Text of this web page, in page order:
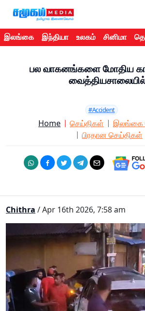
இலங்கை இந்தியா உலகம் சினிமா
பல வாகனங்களை மோதிய
#Accident
Home செய்திகள்
இலங்கை
பிரதான செய்திகள்
Chithra / Apr 16th 2026, 7:58 am